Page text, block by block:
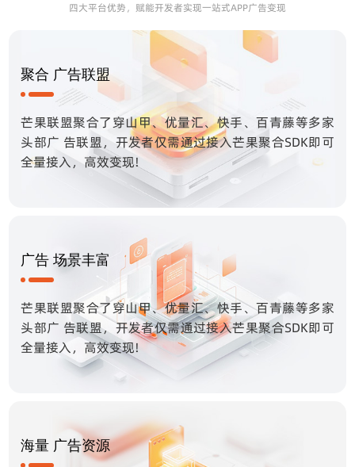
四大平台优势，赋能开发者实现一站式APP广告变现
聚合 广告联盟
芒果联盟聚合了穿山甲、优量汇、快手、百青藤等多家
头部广 告联盟，开发者仅需通过接入芒果聚合SDK即可
全量接入，高效变现!
广告 场景丰富
芒果联盟聚合了穿山甲、优量汇、快手、百青藤等多家
头部广 告联盟，开发者仅需通过接入芒果聚合SDK即可
全量接入，高效变现!
海量 广告资源